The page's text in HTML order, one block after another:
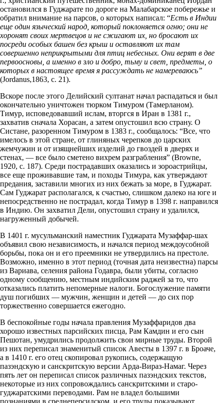
остановился в Гуджарате по дороге на Малабарское побережье и
обратил внимание на парсов, о которых написал: “Есть в Индии
еще один языческий народ, который поклоняется огню; они не
хоронят своих мертвецов и не сжигают их, но бросают их
посреди особых башен без крыш и оставляют их там
совершенно неприкрытыми для птиц небесных. Они верят в две
первоосновы, а именно в зло и добро, тьму и свет, предметы, о
которых в настоящее время я рассуждать не намереваюсь”
(Jordanus,1863, с. 21).
Вскоре после этого Делийский султанат начал распадаться и был
окончательно уничтожен тюрком Тимуром (Тамерланом).
Тимур, исповедовавший ислам, вторгся в Иран в 1381 г.,
захватив сначала Хорасан, а затем опустошил всю страну. О
Систане, разоренном Тимуром в 1383 г., сообщалось: “Все, что
имелось в этой стране, от глиняных черепков до царских
жемчужин и от изящнейших изделий до гвоздей в дверях и
стенах, — все было сметено вихрем разграбления” (Browne,
1920, с. 187). Среди пострадавших оказались и зороастрийцы,
все еще проживавшие там, и походы Тимура, как утверждают
предания, заставили многих из них бежать за море, в Гуджарат.
Сам Гуджарат располагался, к счастью, слишком далеко на юге и
непосредственно не пострадал, когда Тимур в 1398 г. направился
в Индию. Он захватил Дели, опустошил страну и удалился,
нагруженный добычей.
В 1401 г. мусульманский наместник Гуджарата Mузаффар-шах
объявил свою независимость, и начался период междоусобной
борьбы, пока он и его преемники не утвердились на престоле.
Возможно, именно в этот период (точная дата неизвестна) парсы
из Вариава, селения района Годавра, были убиты, согласно
одному сообщению, местным индийским раджей за то, что
отказались платить непомерные налоги. Богослужение памяти
душ погибших — мужчин, женщин и детей — до сих пор
торжественно совершается ежегодно.
В беспокойные годы начала правления Музаффаридов два
хорошо известных парсийских писца, Рам Камдин и его сын
Пешотан, умудрились продолжить свои мирные труды. Второй
из них переписал знаменитый список Авесты в 1397 г. в Броаче,
а в 1410 г. его отец скопировал рукопись, содержащую
пазэндскую и санскритскую версии Арда-Вираз-Намаг. Через
пять лет он переписал список различных пазэндских текстов,
некоторые из них сопровождались санскритскими и старо-
гуджаратскими переводами. Рам не владел большими
познаниями в среднеперсидском, и его труды показывают